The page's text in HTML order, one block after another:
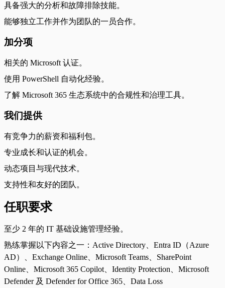
具备强大的分析和故障排除技能。
能够独立工作并作为团队的一员合作。
加分项
相关的 Microsoft 认证。
使用 PowerShell 自动化经验。
了解 Microsoft 365 生态系统中的合规性和治理工具。
我们提供
有竞争力的薪资和福利包。
专业成长和认证的机会。
动态项目与现代技术。
支持性和友好的团队。
任职要求
至少 2 年的 IT 基础设施管理经验。
熟练掌握以下内容之一：Active Directory、Entra ID（Azure
AD）、Exchange Online、Microsoft Teams、SharePoint
Online、Microsoft 365 Copilot、Identity Protection、Microsoft
Defender 及 Defender for Office 365、Data Loss